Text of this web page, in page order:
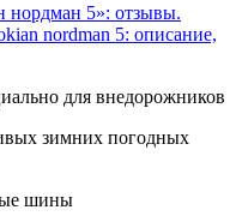
нордман 5»: отзывы.
nordman 5: описание,
для внедорожников
зимних погодных
шины